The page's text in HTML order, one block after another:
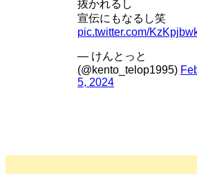
抜かれるし
宣伝にもなるし笑
pic.twitter.com/
— けんとっと
(@kento_telop1995)
5, 2024